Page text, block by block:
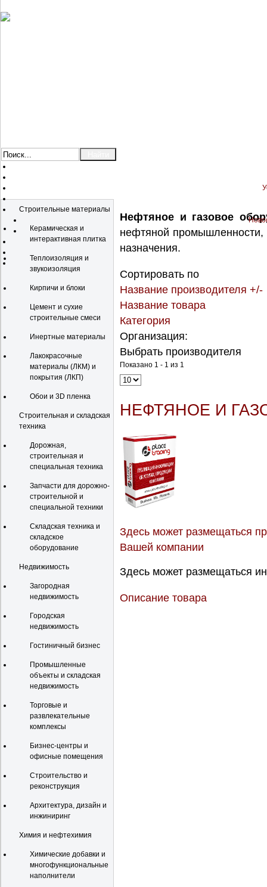
Строительные материалы
Керамическая и
интерактивная плитка
Теплоизоляция и
звукоизоляция
Кирпичи и блоки
Цемент и сухие
строительные смеси
Инертные материалы
Лакокрасочные
материалы (ЛКМ) и
покрытия (ЛКП)
Обои и 3D пленка
Строительная и складская
техника
Дорожная,
строительная и
специальная техника
Запчасти для дорожно-
строительной и
специальной техники
Складская техника и
складское
оборудование
Недвижимость
Загородная
недвижимость
Городская
недвижимость
Гостиничный бизнес
Промышленные
объекты и складская
недвижимость
Торговые и
развлекательные
комплексы
Бизнес-центры и
офисные помещения
Строительство и
реконструкция
Архитектура, дизайн и
инжиниринг
Химия и нефтехимия
Химические добавки и
многофункциональные
наполнители
Нефтяное и газовое
нефтяной промышленности,
назначения.
Сортировать по
Название производителя +/-
Название товара
Категория
Организация:
Выбрать производителя
Показано 1 - 1 из 1
НЕФТЯНОЕ И
Здесь может размещаться
Вашей компании
Здесь может размещаться
Описание товара